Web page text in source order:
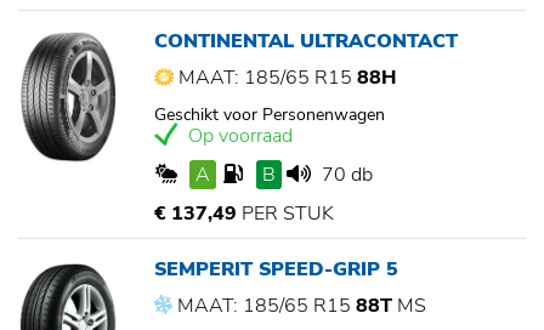
CONTINENTAL ULTRACONTACT
MAAT: 185/65 R15 88H
Geschikt voor Personenwagen
Op voorraad
A
B
70 db
€ 137,49 PER STUK
SEMPERIT SPEED-GRIP 5
MAAT: 185/65 R15 88T MS